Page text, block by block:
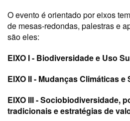
O evento é orientado por eixos
de mesas-redondas, palestras e
são eles:
EIXO I - Biodiversidade e Uso
EIXO II - Mudanças Climáticas
EIXO III - Sociobiodiversidade,
tradicionais e estratégias de